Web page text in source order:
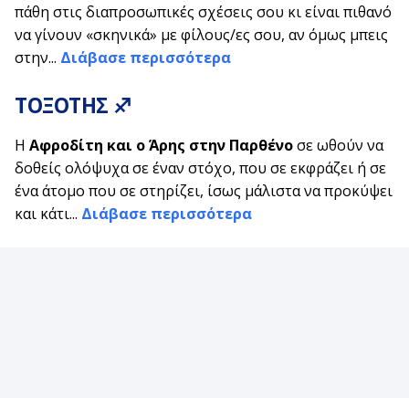
πάθη στις διαπροσωπικές σχέσεις σου κι είναι πιθανό
να γίνουν «σκηνικά» με φίλους/ες σου, αν όμως μπεις
στην... Διάβασε περισσότερα
ΤΟΞΟΤΗΣ ♐
Η Αφροδίτη και ο Άρης στην Παρθένοσε ωθούν να
δοθείς ολόψυχα σε έναν στόχο, που σε εκφράζει ή σε
ένα άτομο που σε στηρίζει, ίσως μάλιστα να προκύψει
και κάτι... Διάβασε περισσότερα